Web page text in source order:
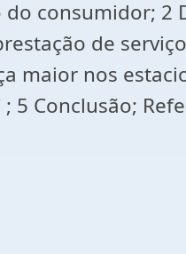
consumidor; 2
de
maior nos
Conclusão;